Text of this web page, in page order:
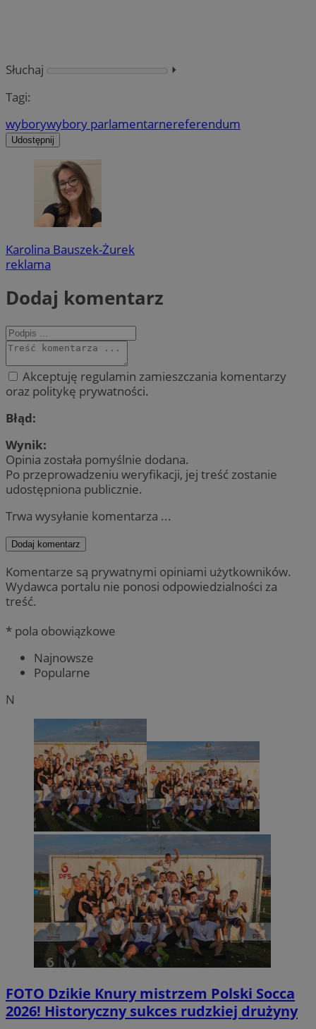
Słuchaj
⏵︎
Tagi:
wyborywybory parlamentarnereferendum
Udostępnij
Karolina Bauszek-Żurek
reklama
Dodaj komentarz
Akceptuję regulamin zamieszczania komentarzy
oraz politykę prywatności.
Błąd:
Wynik:
Opinia została pomyślnie dodana.
Po przeprowadzeniu weryfikacji, jej treść zostanie
udostępniona publicznie.
Trwa wysyłanie komentarza ...
Dodaj komentarz
Komentarze są prywatnymi opiniami użytkowników.
Wydawca portalu nie ponosi odpowiedzialności za
treść.
* pola obowiązkowe
Najnowsze
Popularne
N
FOTO Dzikie Knury mistrzem Polski Socca
2026! Historyczny sukces rudzkiej drużyny